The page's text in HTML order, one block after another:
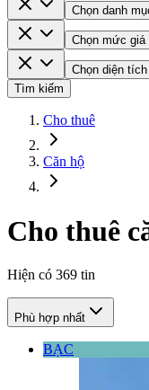
Chọn danh
Chọn mức giá
Chọn diện tích
Tìm kiếm
Cho thuê
Căn hộ
Cho thuê
Hiện có 369 tin
Phù hợp nhất
BẠC